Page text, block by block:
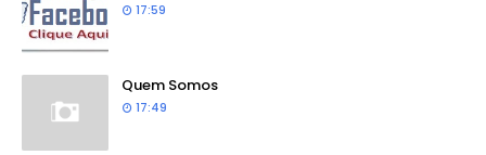
17:59
Quem Somos
17:49